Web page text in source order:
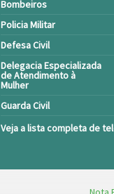
Bombeiros
Policia Militar
Defesa Civil
Delegacia Especializada
de Atendimento à
Mulher
Guarda Civil
Veja a lista completa de